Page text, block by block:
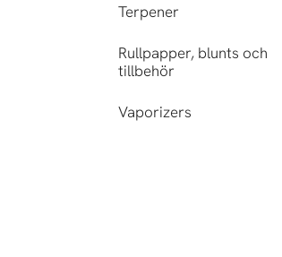
Terpener
Rullpapper, blunts och
tillbehör
Vaporizers